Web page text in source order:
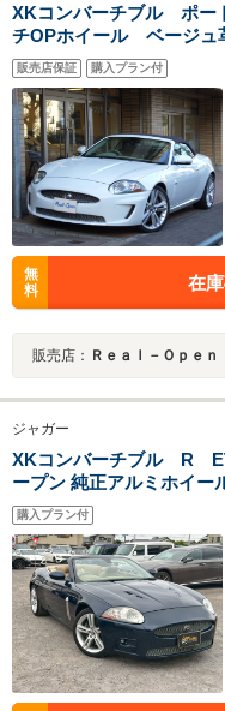
XKコンバーチブル ポー
チOPホイール ベージュ
販売店保証 購入プラン付
無
料
在
販売店： Ｒｅａｌ－Ｏｐｅ
ジャガー
XKコンバーチブル R
ープン 純正アルミホイー
簿付 修復歴なし
購入プラン付